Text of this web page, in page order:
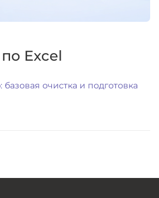
Excel
очистка и подготовка